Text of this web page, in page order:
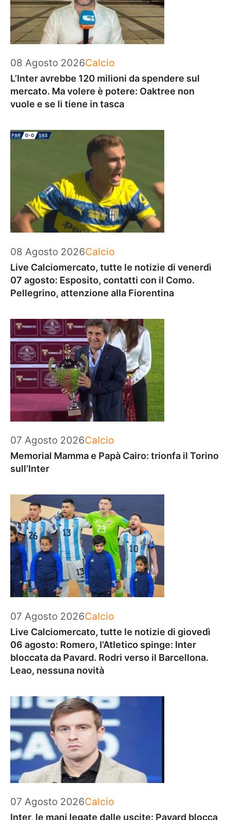
08 Agosto 2026Categorie
Calcio
L’Inter avrebbe 120 milioni da spendere sul
mercato. Ma volere è potere: Oaktree non
vuole e se li tiene in tasca
08 Agosto 2026Categorie
Calcio
Live Calciomercato, tutte le notizie di venerdì
07 agosto: Esposito, contatti con il Como.
Pellegrino, attenzione alla Fiorentina
07 Agosto 2026Categorie
Calcio
Memorial Mamma e Papà Cairo: trionfa il Torino
sull’Inter
07 Agosto 2026Categorie
Calcio
Live Calciomercato, tutte le notizie di giovedì
06 agosto: Romero, l’Atletico spinge: Inter
bloccata da Pavard. Rodri verso il Barcellona.
Leao, nessuna novità
07 Agosto 2026Categorie
Calcio
Inter, le mani legate dalle uscite: Pavard blocca